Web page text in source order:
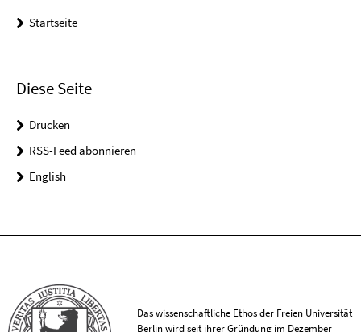
Startseite
Diese Seite
Drucken
RSS-Feed abonnieren
English
Das wissenschaftliche Ethos der Freien Universität
Berlin wird seit ihrer Gründung im Dezember